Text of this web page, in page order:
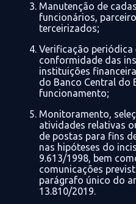
Manutenção de
funcionários,
terceirizados;
Verificação
conformidade das
instituições
do Banco Central do
funcionamento;
Monitoramento,
atividades relativas
de postas para fins
nas hipóteses do
9.613/1998, bem
comunicações
parágrafo único do
13.810/2019.